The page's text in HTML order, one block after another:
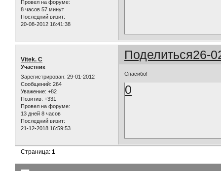
Провел на форуме:
8 часов 57 минут
Последний визит:
20-08-2012 16:41:38
Поделиться26-
Vitek. C
Участник
Зарегистрирован: 29-01-2012
Сообщений: 264
Уважение: +82
Позитив: +331
Провел на форуме:
13 дней 8 часов
Последний визит:
21-12-2018 16:59:53
Спасибо!
0
Страница:1